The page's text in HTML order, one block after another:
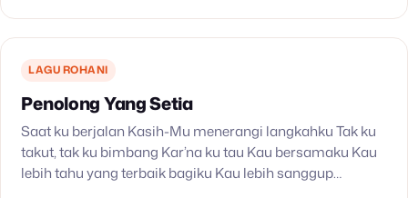
LAGU ROHANI
Penolong Yang Setia
Saat ku berjalan Kasih-Mu menerangi langkahku Tak ku
takut, tak ku bimbang Kar’na ku tau Kau bersamaku Kau
lebih tahu yang terbaik bagiku Kau lebih sanggup